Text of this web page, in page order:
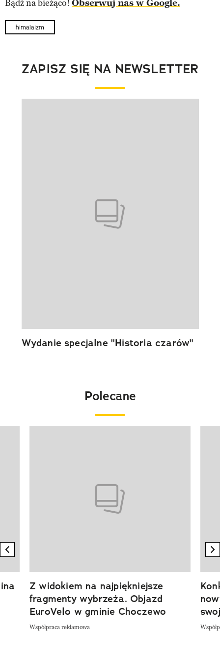
Bądź na bieżąco! Obserwuj nas w Google.
himalaizm
ZAPISZ SIĘ NA NEWSLETTER
Wydanie specjalne "Historia czarów"
Polecane
previous element
Z widokiem na najpiękniejsze
fragmenty wybrzeża. Objazd
EuroVelo w gminie Choczewo
Współpraca reklamowa